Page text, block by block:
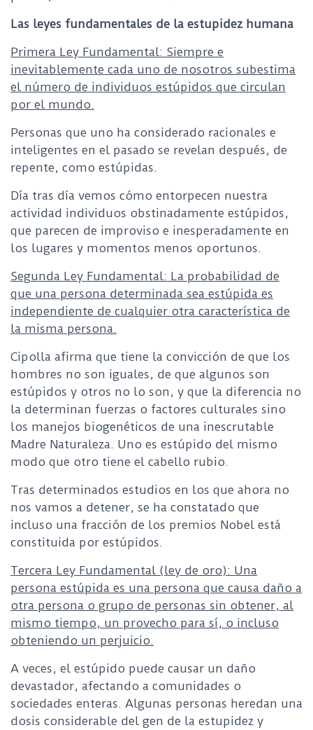
Las leyes fundamentales de la estupidez humana
Primera Ley Fundamental: Siempre e
inevitablemente cada uno de nosotros subestima
el número de individuos estúpidos que circulan
por el mundo.
Personas que uno ha considerado racionales e
inteligentes en el pasado se revelan después, de
repente, como estúpidas.
Día tras día vemos cómo entorpecen nuestra
actividad individuos obstinadamente estúpidos,
que parecen de improviso e inesperadamente en
los lugares y momentos menos oportunos.
Segunda Ley Fundamental: La probabilidad de
que una persona determinada sea estúpida es
independiente de cualquier otra característica de
la misma persona.
Cipolla afirma que tiene la convicción de que los
hombres no son iguales, de que algunos son
estúpidos y otros no lo son, y que la diferencia no
la determinan fuerzas o factores culturales sino
los manejos biogenéticos de una inescrutable
Madre Naturaleza. Uno es estúpido del mismo
modo que otro tiene el cabello rubio.
Tras determinados estudios en los que ahora no
nos vamos a detener, se ha constatado que
incluso una fracción de los premios Nobel está
constituida por estúpidos.
Tercera Ley Fundamental (ley de oro): Una
persona estúpida es una persona que causa daño a
otra persona o grupo de personas sin obtener, al
mismo tiempo, un provecho para sí, o incluso
obteniendo un perjuicio.
A veces, el estúpido puede causar un daño
devastador, afectando a comunidades o
sociedades enteras. Algunas personas heredan una
dosis considerable del gen de la estupidez y